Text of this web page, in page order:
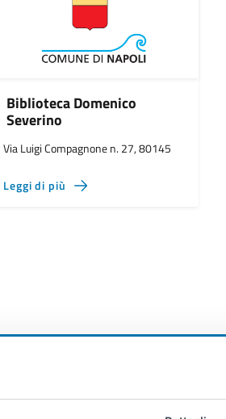
Biblioteca Domenico
Severino
Via Luigi Compagnone n. 27, 80145
Leggi di più